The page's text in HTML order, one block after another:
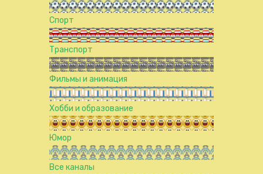
Спорт
Транспорт
Фильмы и анимация
Хобби и образование
Юмор
Все каналы